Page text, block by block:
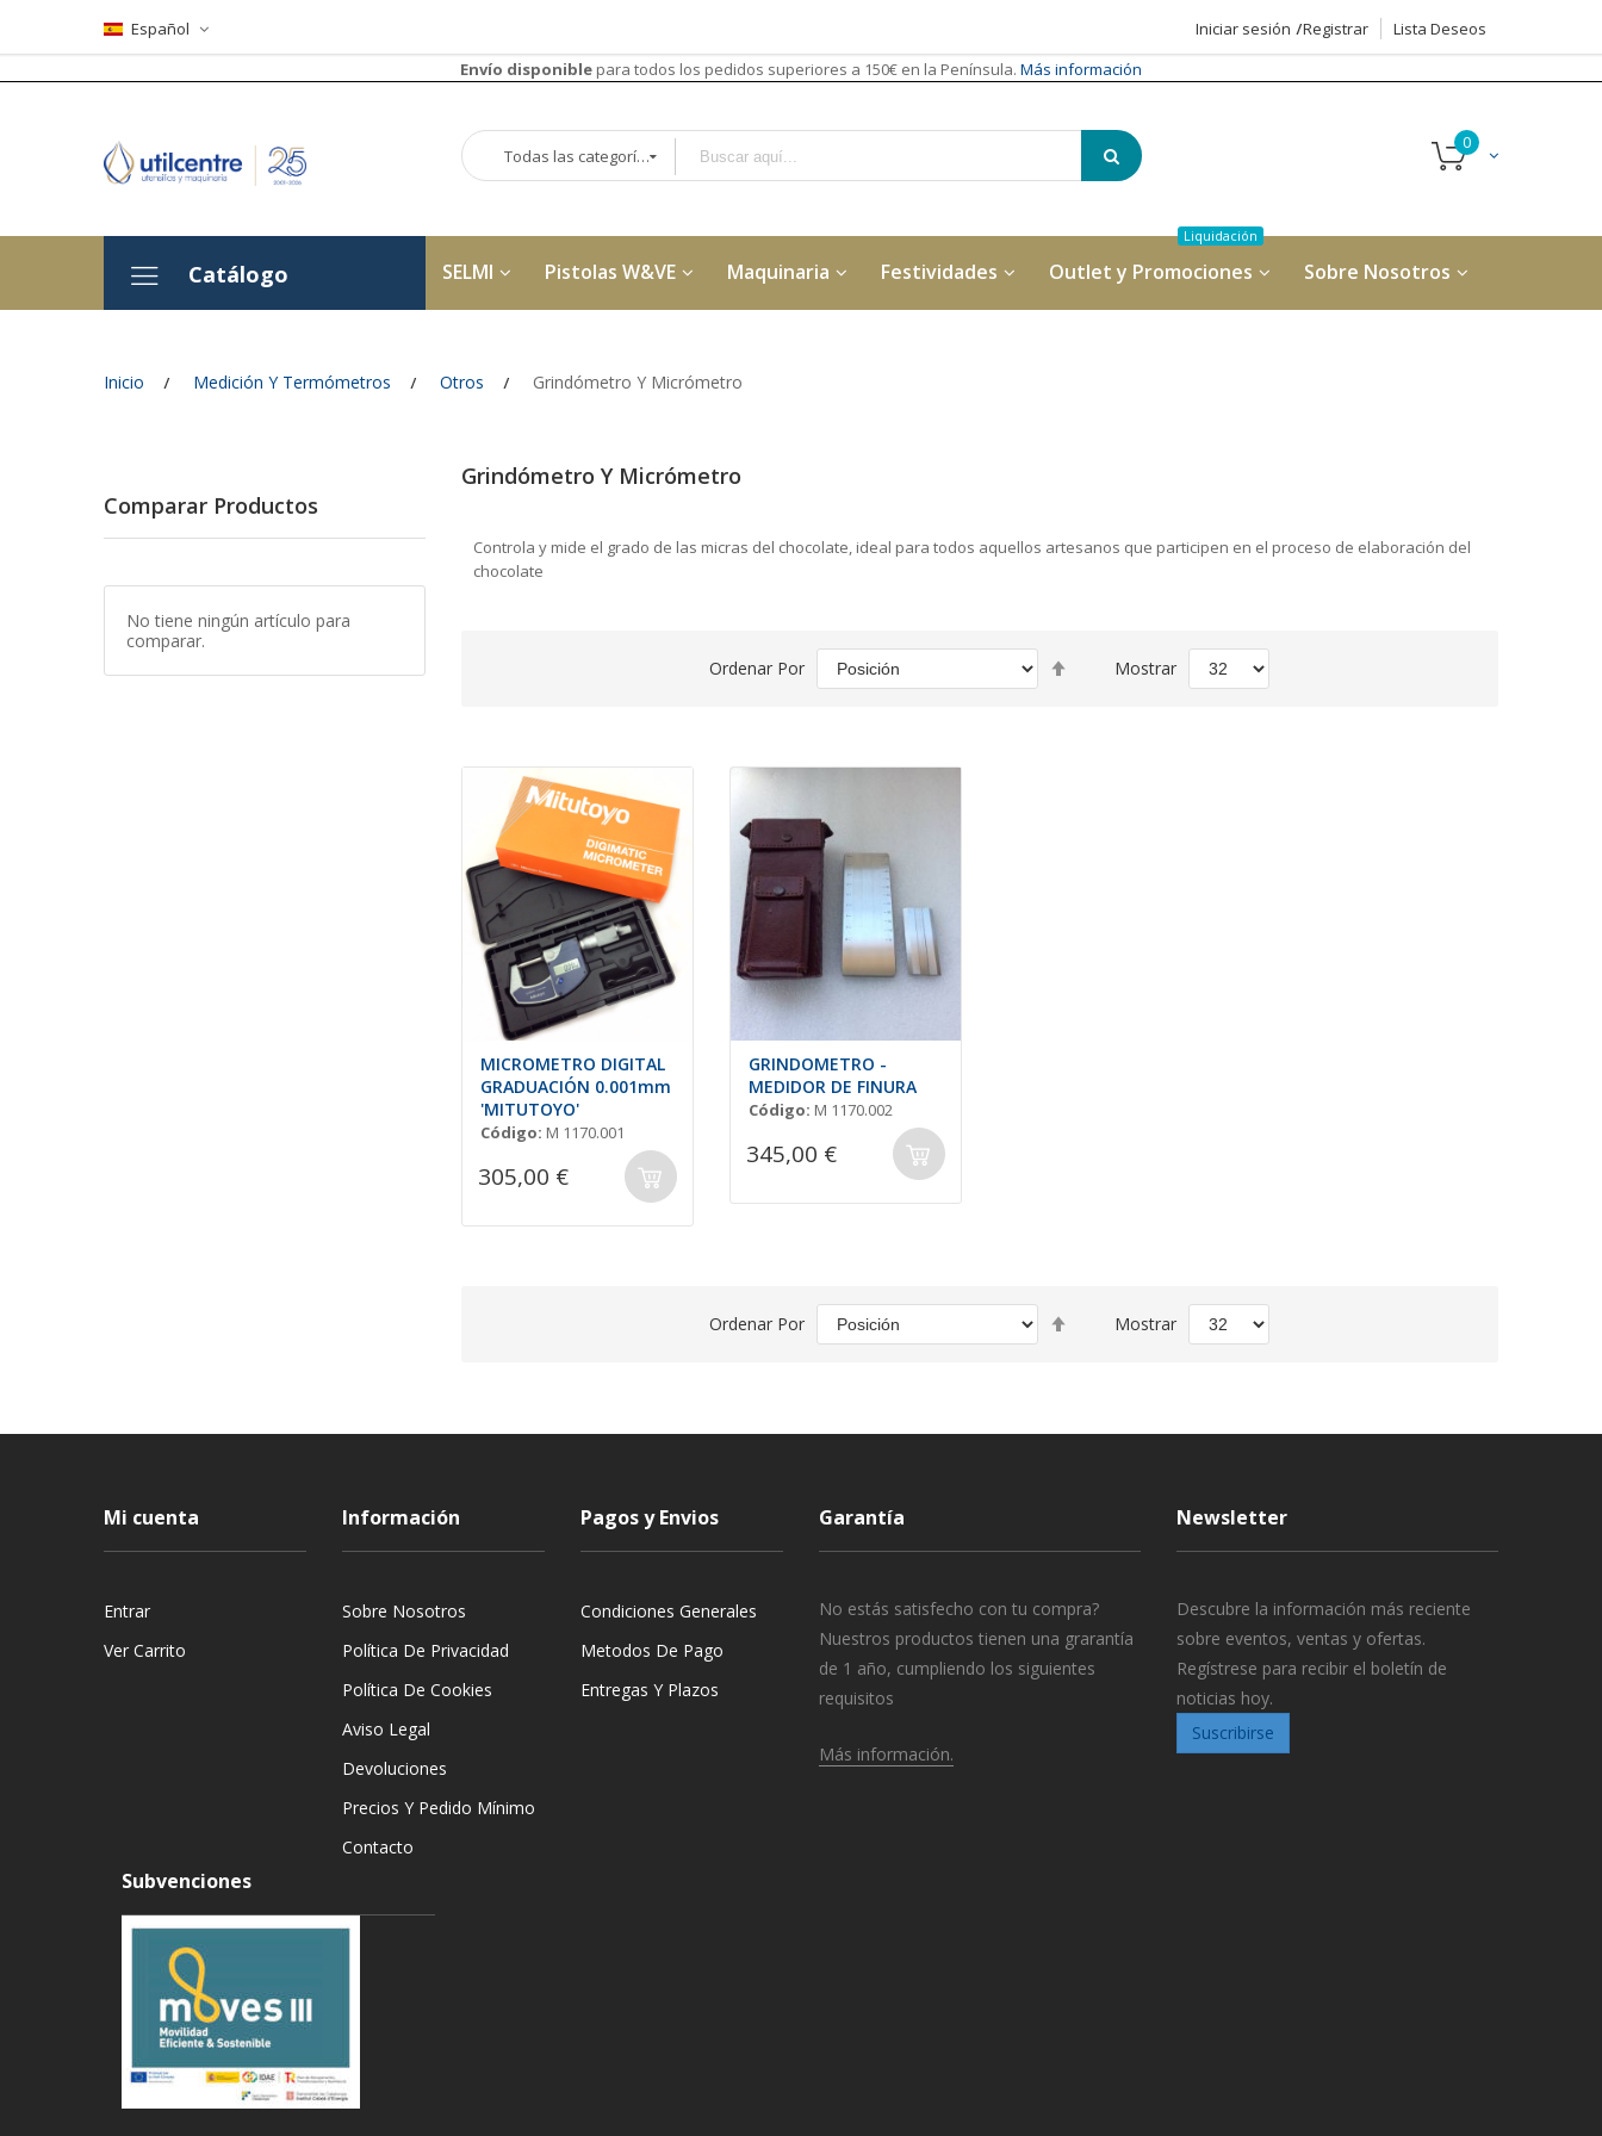
Español Iniciar sesión Registrar
Lista Deseos
Envío disponible para todos los pedidos superiores a 150€ en la Península. Más información
Todas las categorías
Catálogo SELMI Pistolas W&VE Maquinaria Festividades Outlet y Promociones Sobre Nosotros
Inicio Medición Y Termómetros Otros Grindómetro Y Micrómetro
Grindómetro Y Micrómetro
Controla y mide el grado de las micras del chocolate, ideal para todos aquellos artesanos que participen en el proceso de elaboración del
chocolate
Ordenar Por Mostrar
MICROMETRO DIGITAL
GRADUACIÓN 0.001mm
'MITUTOYO'
Código: M 1170.001
305,00 €
GRINDOMETRO -
MEDIDOR DE FINURA
Código: M 1170.002
345,00 €
Ordenar Por Mostrar
Comparar Productos
No tiene ningún artículo para
comparar.
Mi cuenta
Entrar
Ver Carrito
Información
Sobre Nosotros
Política De Privacidad
Política De Cookies
Aviso Legal
Devoluciones
Precios Y Pedido Mínimo
Contacto
Pagos y Envios
Condiciones Generales
Metodos De Pago
Entregas Y Plazos
Garantía
No estás satisfecho con tu compra?
Nuestros productos tienen una grarantía
de 1 año, cumpliendo los siguientes
requisitos
Más información.
Newsletter
Descubre la información más reciente
sobre eventos, ventas y ofertas.
Regístrese para recibir el boletín de
noticias hoy.
Suscribirse
Subvenciones